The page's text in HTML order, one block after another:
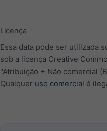
Licença
Essa data pode ser utilizada
sob a licença Creative
"Atribuição + Não comercial
Qualquer uso comercial é